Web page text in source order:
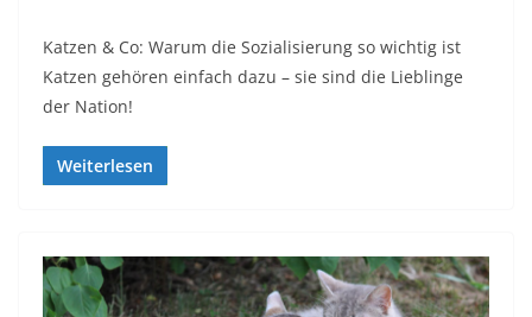
Katzen & Co: Warum die Sozialisierung so wichtig ist
Katzen gehören einfach dazu – sie sind die Lieblinge
der Nation!
Weiterlesen